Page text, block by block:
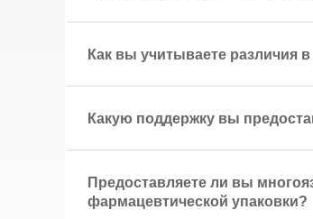
Как вы учитываете различия
Какую поддержку вы
Предоставляете ли вы
фармацевтической упаковки?